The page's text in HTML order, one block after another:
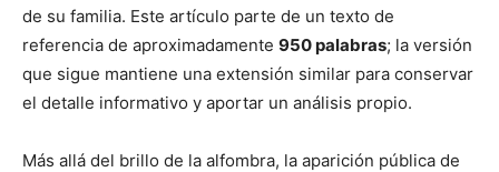
de su familia. Este artículo parte de un texto de
referencia de aproximadamente 950 palabras; la versión
que sigue mantiene una extensión similar para conservar
el detalle informativo y aportar un análisis propio.
Más allá del brillo de la alfombra, la aparición pública de